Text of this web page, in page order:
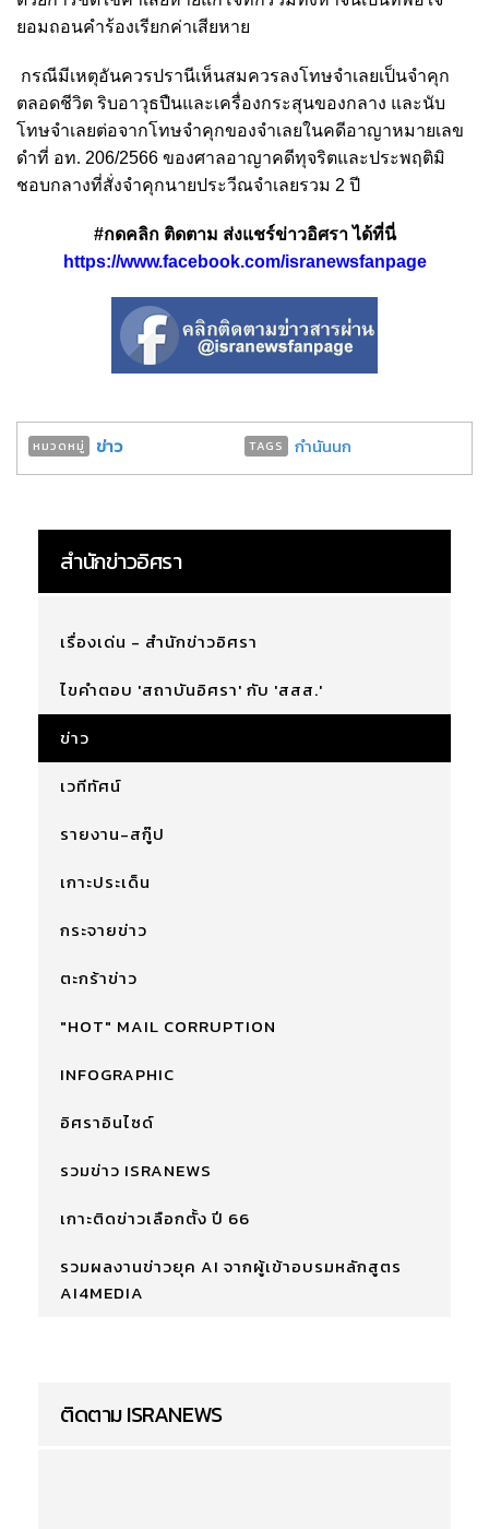
ยอมถอนคำร้องเรียกค่าเสียหาย
กรณีมีเหตุอันควรปรานีเห็นสมควรลงโทษจำเลยเป็นจำคุก
ตลอดชีวิต ริบอาวุธปืนและเครื่องกระสุนของกลาง และนับ
โทษจำเลยต่อจากโทษจำคุกของจำเลยในคดีอาญาหมายเลข
ดำที่ อท. 206/2566 ของศาลอาญาคดีทุจริตและประพฤติมิ
ชอบกลางที่สั่งจำคุกนายประวีณจำเลยรวม 2 ปี
#กดคลิก ติดตาม ส่งแชร์ข่าวอิศรา ได้ที่นี่
https://www.facebook.com/isranewsfanpage
หมวดหมู่ ข่าว TAGS กำนันนก
สำนักข่าวอิศรา
เรื่องเด่น - สำนักข่าวอิศรา
ไขคำตอบ 'สถาบันอิศรา' กับ 'สสส.'
ข่าว
เวทีทัศน์
รายงาน-สกู๊ป
เกาะประเด็น
กระจายข่าว
ตะกร้าข่าว
"HOT" MAIL CORRUPTION
INFOGRAPHIC
อิศราอินไซด์
รวมข่าว ISRANEWS
เกาะติดข่าวเลือกตั้ง ปี 66
รวมผลงานข่าวยุค AI จากผู้เข้าอบรมหลักสูตร
AI4MEDIA
ติดตาม ISRANEWS